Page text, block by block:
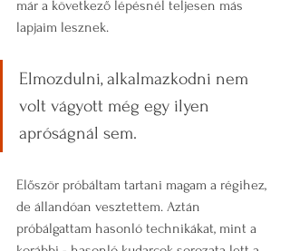
már a következő lépésnél teljesen más
lapjaim lesznek.
Elmozdulni, alkalmazkodni nem
volt vágyott még egy ilyen
apróságnál sem.
Először próbáltam tartani magam a régihez,
de állandóan vesztettem. Aztán
próbálgattam hasonló technikákat, mint a